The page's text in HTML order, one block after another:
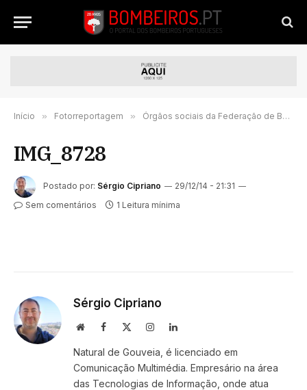
Início » Fotorreportagem » Órgãos sociais da Federação de Bombeiros do Porto tomaram posse
IMG_8728
Postado por: Sérgio Cipriano
29/12/14 - 21:31
Sem comentários
1 Leitura mínima
Sérgio Cipriano
WebsiteFacebook InstagramLinkedIn
Natural de Gouveia, é licenciado em
Comunicação Multimédia. Empresário na área
das Tecnologias de Informação, onde atua